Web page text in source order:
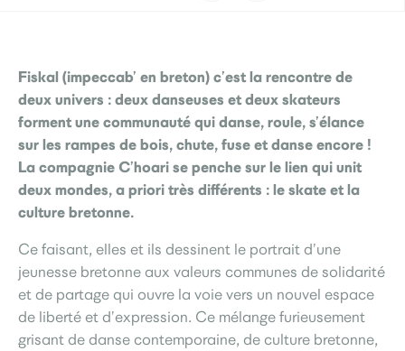
Fiskal (impeccab’ en breton) c’est la rencontre de
deux univers : deux danseuses et deux skateurs
forment une communauté qui danse, roule, s’élance
sur les rampes de bois, chute, fuse et danse encore !
La compagnie C’hoari se penche sur le lien qui unit
deux mondes, a priori très différents : le skate et la
culture bretonne.
Ce faisant, elles et ils dessinent le portrait d’une
jeunesse bretonne aux valeurs communes de solidarité
et de partage qui ouvre la voie vers un nouvel espace
de liberté et d’expression. Ce mélange furieusement
grisant de danse contemporaine, de culture bretonne,